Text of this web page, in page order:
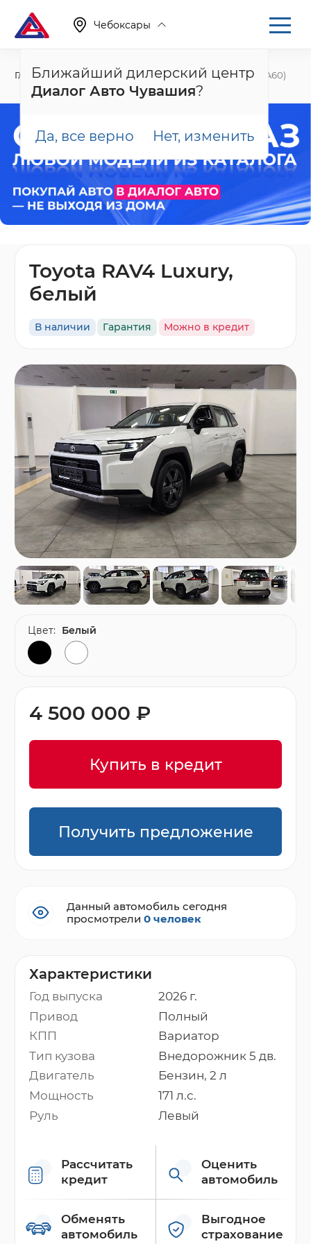
Чебоксары
Ближайший дилерский центр
Диалог Авто Чувашия?
Да, все верно Нет, изменить
Главная Каталог Новые автомобили RAV4, VI (XA60)
Toyota RAV4 Luxury,
белый
В наличии Гарантия Можно в кредит
Характеристики
Год выпуска
2026 г.
Привод
Полный
КПП
Вариатор
Тип кузова
Внедорожник 5 дв.
Двигатель
Бензин, 2 л
Мощность
171 л.с.
Руль
Левый
Рассчитать
кредит
Оценить
автомобиль
Обменять
автомобиль
Выгодное
страхование
4 500 000 ₽
Купить в кредит
Получить предложение
Цвет: Белый
Данный автомобиль сегодня
просмотрели0 человек